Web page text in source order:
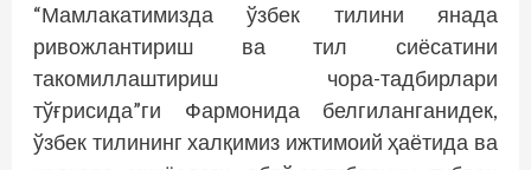
“Мамлакатимизда ўзбек тилини янада
ривожлантириш ва тил сиёсатини
такомиллаштириш чора-тадбирлари
тўғрисида”ги Фармонида белгиланганидек,
ўзбек тилининг халқимиз ижтимоий ҳаётида ва